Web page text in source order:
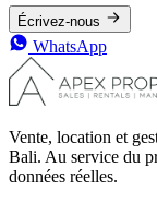
Écrivez-nous
WhatsApp
Vente, location et
Bali. Au service du
données réelles.